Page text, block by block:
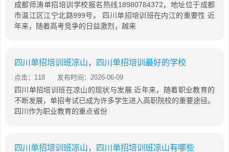
成都师涛单招培训学校报名热线18980784372，地址位于成都
市温江区江宁北路999号。 四川单招培训班在内江的重要性 近
年来，随着高考竞争的日益激烈，越来
四川单招培训班凉山，四川单招培训最好的学校
点击：118 发布时间：2026-06-09
四川单招培训班在凉山的现状与发展 近年来，随着职业教育的
不断发展，单招考试已成为许多学生进入高职院校的重要途径。
四川作为职业教育的重点省份
四川单招培训班凉山，四川单招培训班凉山有哪些